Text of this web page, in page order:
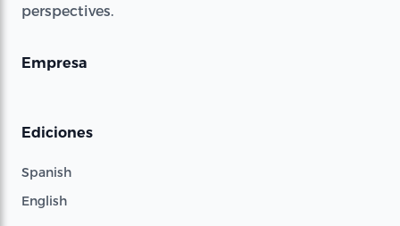
perspectives.
Empresa
Ediciones
Spanish
English